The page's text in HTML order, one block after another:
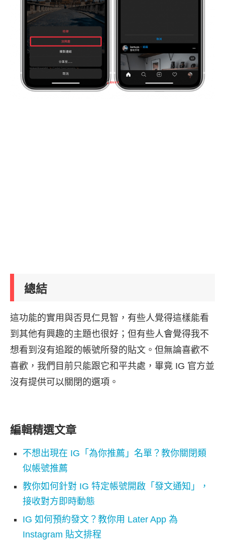
總結
這功能的實用與否見仁見智，有些人覺得這樣能看
到其他有興趣的主題也很好；但有些人會覺得我不
想看到沒有追蹤的帳號所發的貼文。但無論喜歡不
喜歡，我們目前只能跟它和平共處，畢竟 IG 官方並
沒有提供可以關閉的選項。
編輯精選文章
不想出現在 IG「為你推薦」名單？教你關閉類
似帳號推薦
教你如何針對 IG 特定帳號開啟「發文通知」，
接收對方即時動態
IG 如何預約發文？教你用 Later App 為
Instagram 貼文排程